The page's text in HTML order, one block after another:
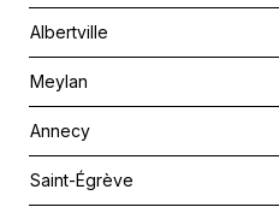
Albertville
Meylan
Annecy
Saint-Égrève